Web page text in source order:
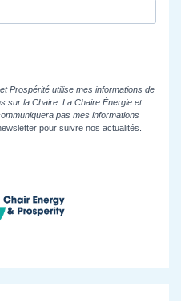
Prospérité utilise mes informations de
sur la Chaire. La Chaire Énergie et
pas mes informations
pour suivre nos actualités.